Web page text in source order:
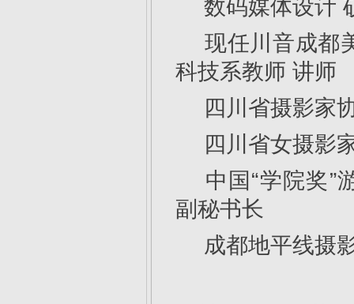
数码媒体设计
现任川音成都
科技系教师 讲师
四川省摄影家
四川省女摄影
中国“学院奖”
副秘书长
成都地平线摄